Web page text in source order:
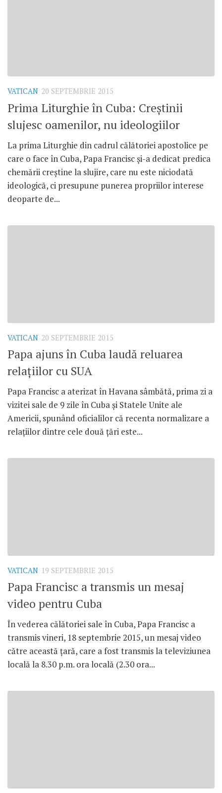
VATICAN 20 SEPTEMBRIE 2015
Prima Liturghie în Cuba: Creștinii
slujesc oamenilor, nu ideologiilor
La prima Liturghie din cadrul călătoriei apostolice pe
care o face în Cuba, Papa Francisc și-a dedicat predica
chemării creștine la slujire, care nu este niciodată
ideologică, ci presupune punerea propriilor interese
deoparte de...
VATICAN 20 SEPTEMBRIE 2015
Papa ajuns în Cuba laudă reluarea
relațiilor cu SUA
Papa Francisc a aterizat în Havana sâmbătă, prima zi a
vizitei sale de 9 zile în Cuba și Statele Unite ale
Americii, spunând oficialilor că recenta normalizare a
relațiilor dintre cele două țări este...
VATICAN 19 SEPTEMBRIE 2015
Papa Francisc a transmis un mesaj
video pentru Cuba
În vederea călătoriei sale în Cuba, Papa Francisc a
transmis vineri, 18 septembrie 2015, un mesaj video
către această țară, care a fost transmis la televiziunea
locală la 8.30 p.m. ora locală (2.30 ora...